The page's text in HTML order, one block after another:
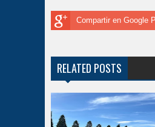
Compartir en Google
RELATED POSTS